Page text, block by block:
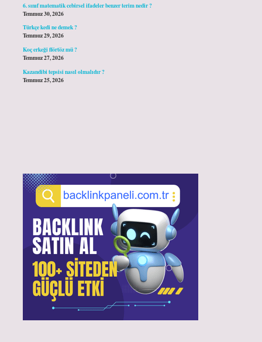
6. sınıf matematik cebirsel ifadeler benzer terim nedir ?
Temmuz 30, 2026
Türkçe kedi ne demek ?
Temmuz 29, 2026
Koç erkeği flörtöz mü ?
Temmuz 27, 2026
Kazandibi tepsisi nasıl olmalıdır ?
Temmuz 25, 2026